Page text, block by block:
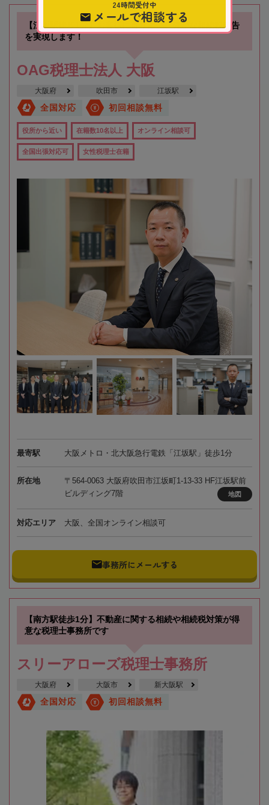
【江坂駅徒歩1分】お客様に寄り添い、確かな相続税申告
を実現します！
OAG税理士法人 大阪
大阪府 吹田市 江坂駅
全国対応 初回相談無料
役所から近い 在籍数10名以上 オンライン相談可
全国出張対応可 女性税理士在籍
最寄駅 大阪メトロ・北大阪急行電鉄「江坂駅」徒歩1分
所在地
〒564-0063 大阪府吹田市江坂町1-13-33 HF江坂駅前
ビルディング7階
地図
対応エリア 大阪、全国オンライン相談可
事務所にメールする
【南方駅徒歩1分】不動産に関する相続や相続税対策が得
意な税理士事務所です
スリーアローズ税理士事務所
大阪府 大阪市 新大阪駅
全国対応 初回相談無料
24時間受付中
メールで相談する